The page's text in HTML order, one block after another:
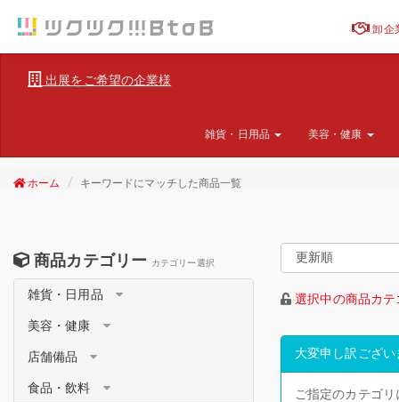
卸企
出展をご希望の企業様
雑貨・日用品 美容・健康
ホーム キーワードにマッチした商品一覧
商品カテゴリー カテゴリー選択
雑貨・日用品
美容・健康
店舗備品
食品・飲料
選択中の商品カ
大変申し訳ござい
ご指定のカテゴ